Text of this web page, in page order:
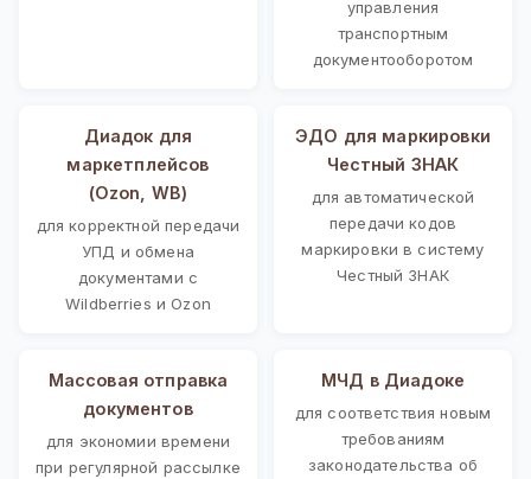
управления
транспортным
документооборотом
Диадок для
маркетплейсов
(Ozon, WB)
для корректной передачи
УПД и обмена
документами с
Wildberries и Ozon
ЭДО для маркировки
Честный ЗНАК
для автоматической
передачи кодов
маркировки в систему
Честный ЗНАК
Массовая отправка
документов
для экономии времени
при регулярной рассылке
МЧД в Диадоке
для соответствия новым
требованиям
законодательства об